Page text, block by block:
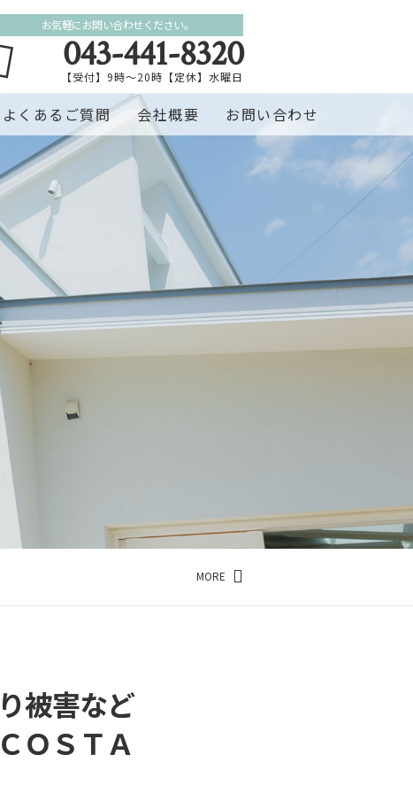
お気軽にお問い合わせください。
043-441-8320
【受付】9時～20時【定休】水曜日
よくあるご質問 会社概要 お問い合わせ
MORE
被害など
ＯＳＴＡ